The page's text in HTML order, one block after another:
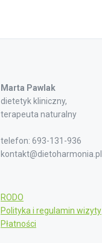
Marta Pawlak
dietetyk kliniczny,
terapeuta naturalny
telefon: 693-131-936
kontakt@dietoharmonia.pl
RODO
Polityka i regulamin wizyty
Płatności